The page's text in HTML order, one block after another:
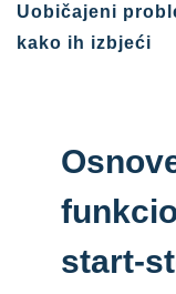
Uobičajeni
kako ih izbjeći
start-